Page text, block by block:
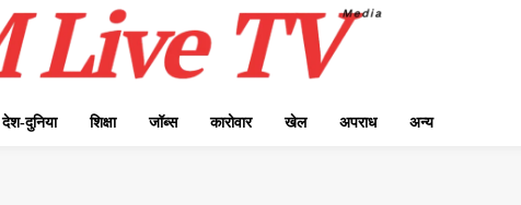
देश-दुनिया शिक्षा जॉब्स कारोवार खेल अपराध अन्य